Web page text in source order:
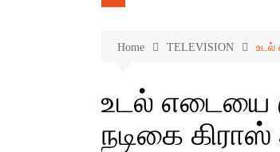
Home TELEVISION உடல்
உடல் எடையை
நடிகை